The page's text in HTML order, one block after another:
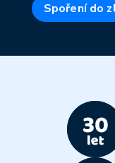
Spoření do